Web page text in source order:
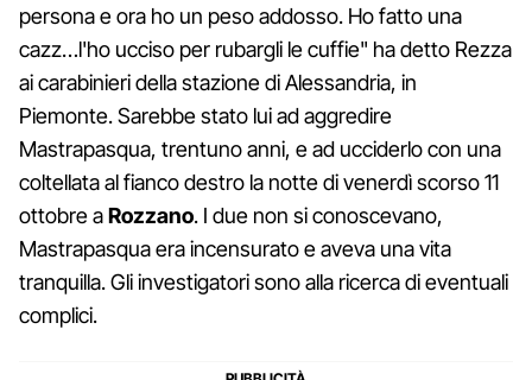
persona e ora ho un peso addosso. Ho fatto una
cazz…l'ho ucciso per rubargli le cuffie" ha detto Rezza
ai carabinieri della stazione di Alessandria, in
Piemonte. Sarebbe stato lui ad aggredire
Mastrapasqua, trentuno anni, e ad ucciderlo con una
coltellata al fianco destro la notte di venerdì scorso 11
ottobre aRozzano. I due non si conoscevano,
Mastrapasqua era incensurato e aveva una vita
tranquilla. Gli investigatori sono alla ricerca di eventuali
complici.